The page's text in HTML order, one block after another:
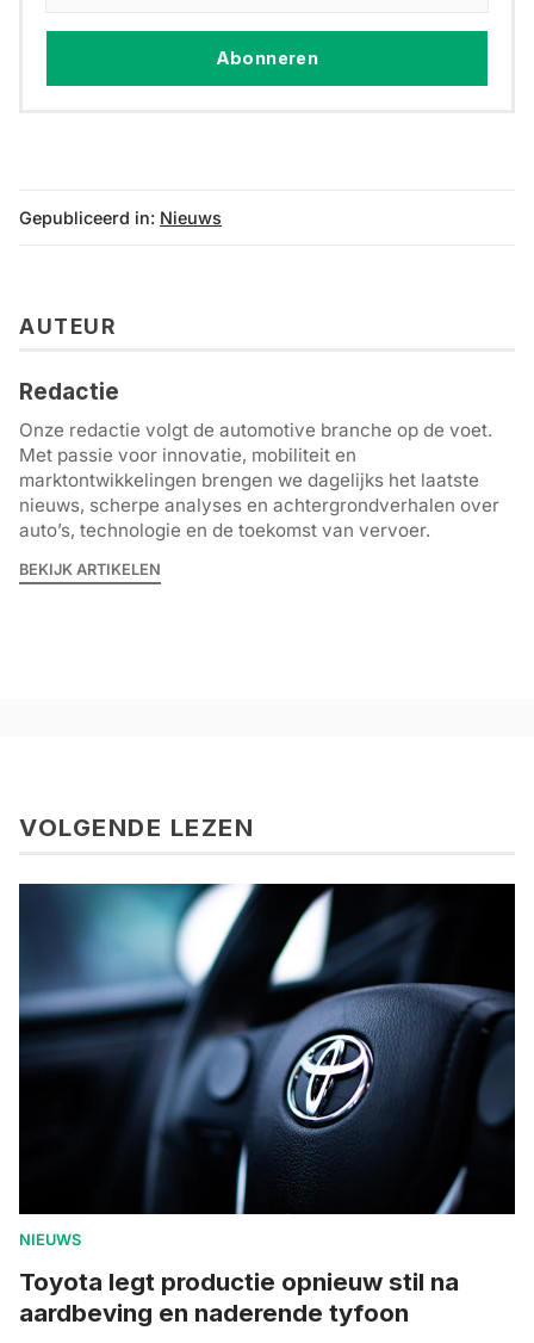
Abonneren
Gepubliceerd in: Nieuws
AUTEUR
Redactie
Onze redactie volgt de automotive branche op de voet.
Met passie voor innovatie, mobiliteit en
marktontwikkelingen brengen we dagelijks het laatste
nieuws, scherpe analyses en achtergrondverhalen over
auto’s, technologie en de toekomst van vervoer.
BEKIJK ARTIKELEN
VOLGENDE LEZEN
NIEUWS
Toyota legt productie opnieuw stil na
aardbeving en naderende tyfoon